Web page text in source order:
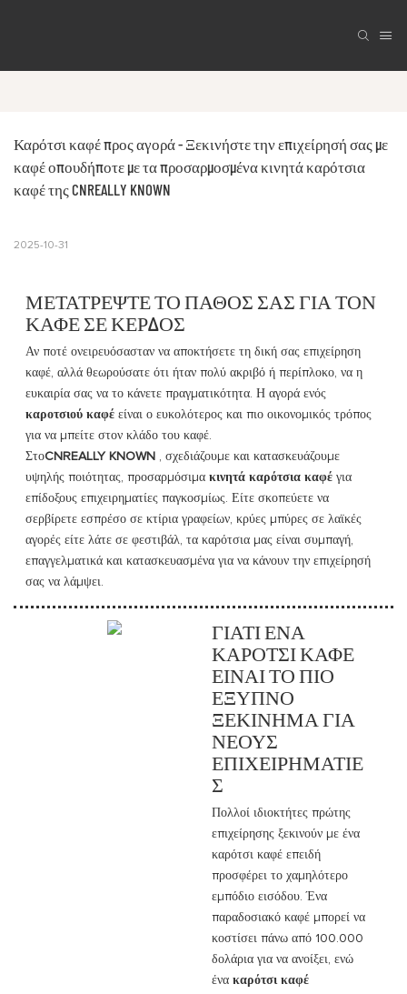
Καρότσι καφέ προς αγορά - Ξεκινήστε την επιχείρησή σας με
καφέ οπουδήποτε με τα προσαρμοσμένα κινητά καρότσια
καφέ της CNREALLY KNOWN
2025-10-31
ΜΕΤΑΤΡΈΨΤΕ ΤΟ ΠΆΘΟΣ ΣΑΣ ΓΙΑ ΤΟΝ
ΚΑΦΈ ΣΕ ΚΈΡΔΟΣ
Αν ποτέ ονειρευόσασταν να αποκτήσετε τη δική σας επιχείρηση
καφέ, αλλά θεωρούσατε ότι ήταν πολύ ακριβό ή περίπλοκο, να η
ευκαιρία σας να το κάνετε πραγματικότητα. Η αγορά ενός
καροτσιού καφέ είναι ο ευκολότερος και πιο οικονομικός τρόπος
για να μπείτε στον κλάδο του καφέ.
ΣτοCNREALLY KNOWN , σχεδιάζουμε και κατασκευάζουμε
υψηλής ποιότητας, προσαρμόσιμακινητά καρότσια καφέ για
επίδοξους επιχειρηματίες παγκοσμίως. Είτε σκοπεύετε να
σερβίρετε εσπρέσο σε κτίρια γραφείων, κρύες μπύρες σε λαϊκές
αγορές είτε λάτε σε φεστιβάλ, τα καρότσια μας είναι συμπαγή,
επαγγελματικά και κατασκευασμένα για να κάνουν την επιχείρησή
σας να λάμψει.
ΓΙΑΤΊ ΈΝΑ
ΚΑΡΌΤΣΙ ΚΑΦΈ
ΕΊΝΑΙ ΤΟ ΠΙΟ
ΈΞΥΠΝΟ
ΞΕΚΊΝΗΜΑ ΓΙΑ
ΝΈΟΥΣ
ΕΠΙΧΕΙΡΗΜΑΤΊΕ
Σ
Πολλοί ιδιοκτήτες πρώτης
επιχείρησης ξεκινούν με ένα
καρότσι καφέ επειδή
προσφέρει το χαμηλότερο
εμπόδιο εισόδου. Ένα
παραδοσιακό καφέ μπορεί να
κοστίσει πάνω από 100.000
δολάρια για να ανοίξει, ενώ
ένα καρότσι καφέ